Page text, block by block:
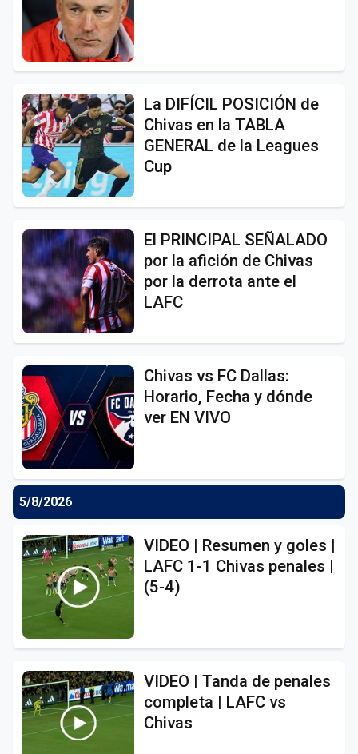
La DIFÍCIL POSICIÓN de
Chivas en la TABLA
GENERAL de la Leagues
Cup
El PRINCIPAL SEÑALADO
por la afición de Chivas
por la derrota ante el
LAFC
Chivas vs FC Dallas:
Horario, Fecha y dónde
ver EN VIVO
5/8/2026
VIDEO | Resumen y goles |
LAFC 1-1 Chivas penales |
(5-4)
VIDEO | Tanda de penales
completa | LAFC vs
Chivas